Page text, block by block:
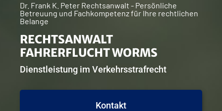
Dr. Frank K. Peter Rechtsanwalt - Persönliche
Betreuung und Fachkompetenz für Ihre rechtlichen
Belange
RECHTSANWALT
FAHRERFLUCHT WORMS
Dienstleistung im Verkehrsstrafrecht
Kontakt